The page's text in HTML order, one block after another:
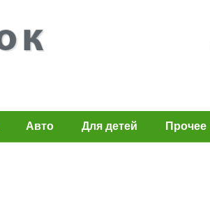
Авто Для детей Прочее